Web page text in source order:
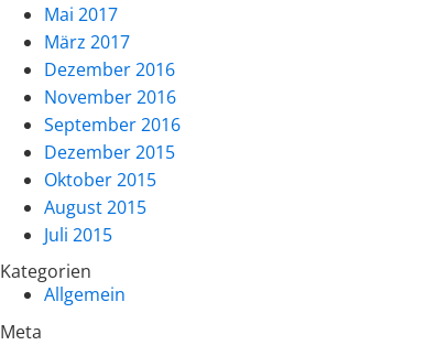
Mai 2017
März 2017
Dezember 2016
November 2016
September 2016
Dezember 2015
Oktober 2015
August 2015
Juli 2015
Kategorien
Allgemein
Meta